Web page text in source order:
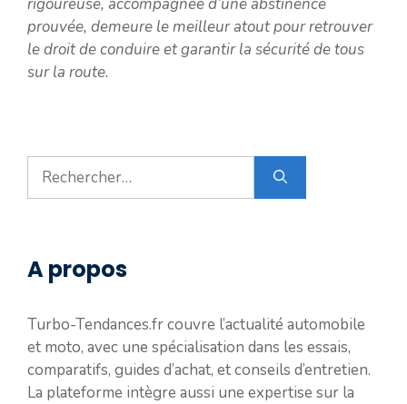
prouvée, demeure le meilleur atout pour retrouver
le droit de conduire et garantir la sécurité de tous
sur la route.
Rechercher :
A propos
Turbo-Tendances.fr couvre l’actualité automobile
et moto, avec une spécialisation dans les essais,
comparatifs, guides d’achat, et conseils d’entretien.
La plateforme intègre aussi une expertise sur la